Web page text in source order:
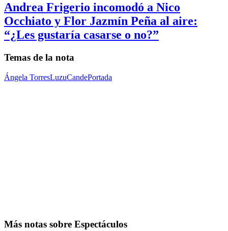
Andrea Frigerio incomodó a Nico
Occhiato y Flor Jazmín Peña al aire:
“¿Les gustaría casarse o no?”
Temas de la nota
Ángela TorresLuzuCandePortada
Más notas sobre Espectáculos